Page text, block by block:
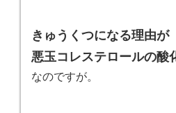
きゅうくつになる理由が
悪玉コレステロールの酸
なのですが。